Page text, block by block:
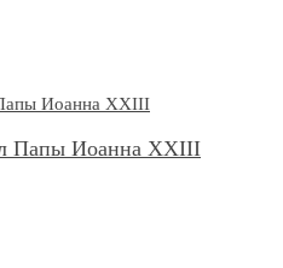
Папы Иоанна XXIII